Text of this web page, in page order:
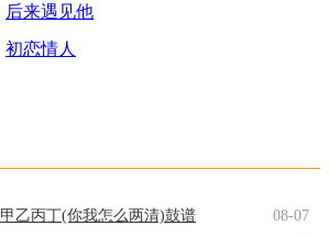
后来遇见他
初恋情人
甲乙丙丁(你我怎么两清)鼓谱 08-07